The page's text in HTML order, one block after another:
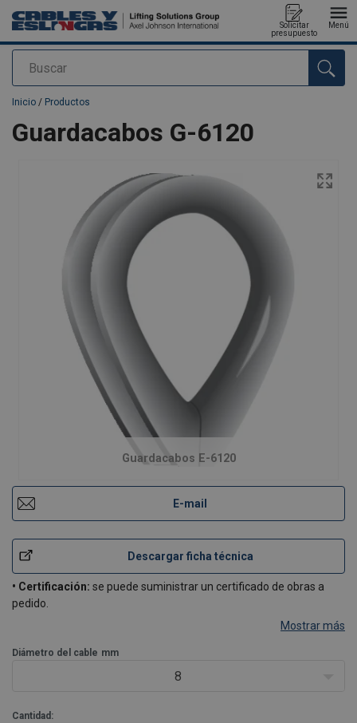
Buscar
Solicitar
presupuesto
Menú
Agregado a su presupuesto
Inicio / Productos
Guardacabos G-6120
Guardacabos E-6120
E-mail
Descargar ficha técnica
• Certificación: se puede suministrar un certificado de obras a
pedido.
Mostrar más
Diámetro del cable mm
8
Cantidad: